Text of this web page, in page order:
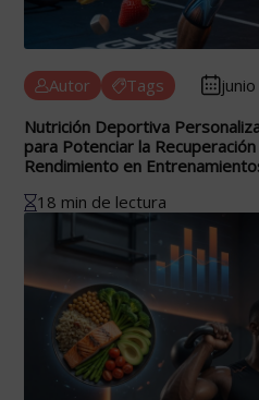
Autor Tags
Nutrición Deportiva
para Potenciar la
Rendimiento en
18 min de lectura